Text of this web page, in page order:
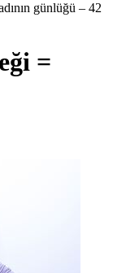
günlüğü – 42
=